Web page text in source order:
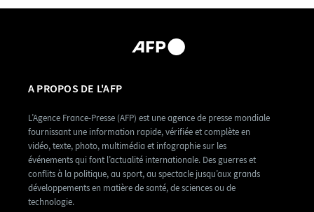
A PROPOS DE L'AFP
L’Agence France-Presse (AFP) est une agence de presse mondiale
fournissant une information rapide, vérifiée et complète en
vidéo, texte, photo, multimédia et infographie sur les
événements qui font l’actualité internationale. Des guerres et
conflits à la politique, au sport, au spectacle jusqu’aux grands
développements en matière de santé, de sciences ou de
technologie.